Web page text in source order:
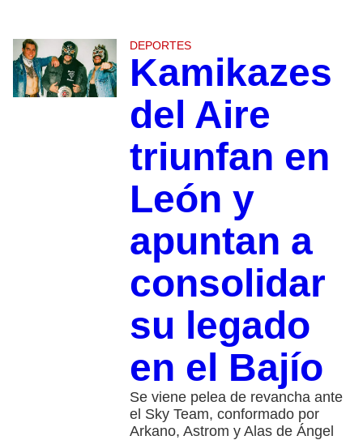
DEPORTES
Kamikazes
del Aire
triunfan en
León y
apuntan a
consolidar
su legado
en el Bajío
Se viene pelea de revancha ante
el Sky Team, conformado por
Arkano, Astrom y Alas de Ángel